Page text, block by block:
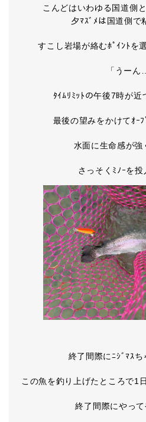
こんどはいわゆる国道側
夕ﾏｽﾞﾒは国道側で
すこし岩場が絡むﾎﾟｲﾝﾄを
「うーん
ﾀｲﾑﾘﾐｯﾄの午後7時が近
最後の望みをかけてｵｰ
水面に生命感が強
さっそくﾐﾉｰを投
終了間際にﾆｼﾞﾏｽち
この魚を釣り上げたところで1
終了間際にやって